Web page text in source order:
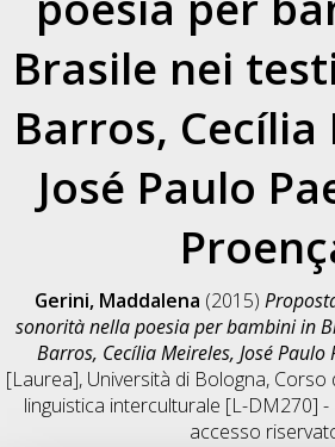
Brasile nei
Barros, Cecília
José Paulo
Gerini, Maddalena (2015)
sonorità nella poesia per bambini in
Barros, Cecília Meireles, José Paulo
[Laurea], Università di Bologna, Corso
linguistica interculturale [L-DM270] -
accesso